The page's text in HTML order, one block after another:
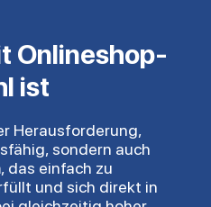
Onlineshop-
ist
Herausforderung,
sondern auch
das einfach zu
und sich direkt in